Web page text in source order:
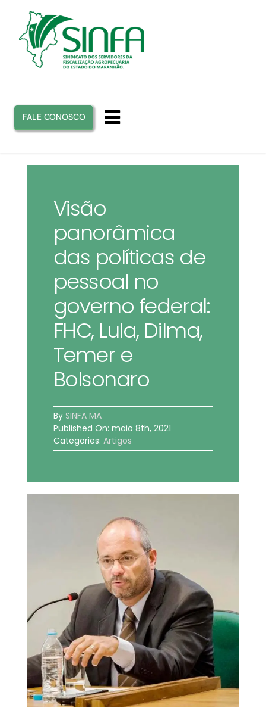
conteúdo
Toggle
INICIO
ATUAÇÃO
BOLETIM INFORMATIVO
NOTÍCIAS
BARREIRAS
PCCR JÁ – Galeria
FALE CONOSCO
Visão
panorâmica
das políticas de
pessoal no
governo federal:
FHC, Lula, Dilma,
Temer e
Bolsonaro
By SINFA MA
Published On: maio 8th, 2021
Categories: Artigos